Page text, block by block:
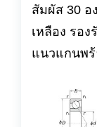
สัมผัส 30 อ
เหลือง รอ
แนวแกนพ